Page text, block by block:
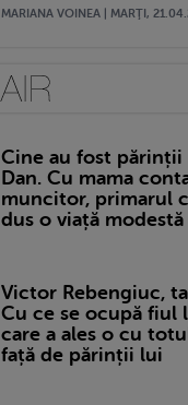
MARIANA VOINEA | MARŢI,
Cine au fost
Dan. Cu mama
muncitor, primarul
dus o viață modestă
Victor Rebengiuc,
Cu ce se ocupă fiul
care a ales o cu
față de părinții lui